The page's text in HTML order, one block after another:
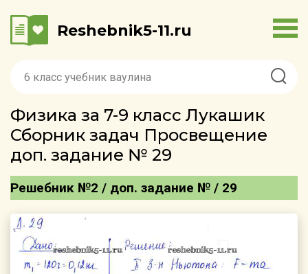
Reshebnik5-11.ru
Физика за 7-9 класс Лукашик
Сборник задач Просвещение
доп. задание № 29
Решебник №2 / доп. задание № / 29